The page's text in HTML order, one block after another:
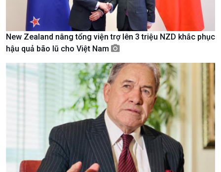
New Zealand nâng tổng viện trợ lên 3 triệu NZD khắc phục
hậu quả bão lũ cho Việt Nam